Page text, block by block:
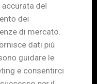
del
dei
di mercato.
dati più
guidare le
e consentirci